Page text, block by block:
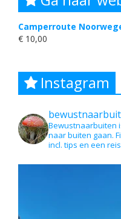
Camperroute
€ 10,00
Instagram
Bewustnaarbuiten
naar buiten gaan.
incl. tips en een